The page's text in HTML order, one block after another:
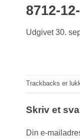
8712-
Udgivet30.
Trackbacks er
Skriv et
Din e-